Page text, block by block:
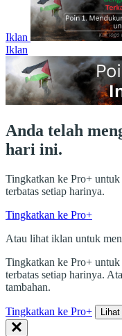
Iklan
Iklan
Anda telah
hari ini.
Tingkatkan ke Pro+ untuk
terbatas setiap harinya.
Tingkatkan ke Pro+
Atau lihat iklan untuk
Tingkatkan ke Pro+ untuk
terbatas setiap harinya.
tambahan.
Tingkatkan ke Pro+